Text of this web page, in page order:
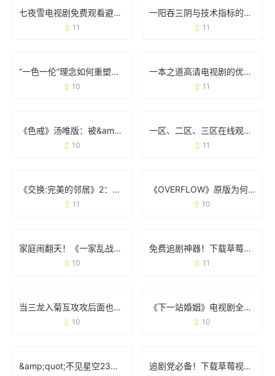
七夜雪电视剧免费观看避坑指南：这5个方法让你追剧不花冤枉钱
11
一阳吞三阴与技术指标的关系：看懂这个信号，你就赢了半个市场
11
“一色一伦”理念如何重塑一区二区三区发展格局？
10
一本之道高清电视剧的优点：为什么它成了你的追剧首选？
11
《色戒》汤唯版：被&amp;quot;无删减&amp;quot;改变的电影命运
10
一区、二区、三区在线观看：你的选择真的适合自己吗？
11
《交换:完美的邻居》2：当「身份互换」撞上「鸡毛蒜皮」
11
《OVERFLOW》原版为何让人念念不忘？从争议到经典的真相
10
家庭闹翻天！《一家乱战第07集》剧情亮点全梳理
10
免费追剧神器！下载草莓视频APP的正确方式与避坑指南
11
当三龙入菊互攻攻后面也有：一场网络热梗的狂欢与边界讨论
10
《下一站婚姻》电视剧全集免费观看：都市情感剧的正确打开方式
10
&amp;quot;不见星空23部在线播放&amp;quot;：一场打破常规的视觉实验 追剧党必备！下载草莓视频APP免费无限观看版实测体验